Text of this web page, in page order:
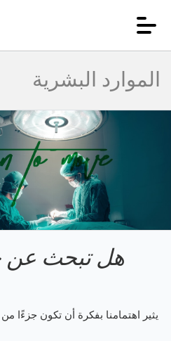
الصفحة
الموارد البشرية
هل تبحث عن
يثير اهتمامنا بفكرة أن تكون جزءًا